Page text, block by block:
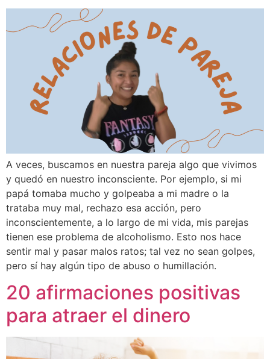
A veces, buscamos en nuestra pareja algo que vivimos
y quedó en nuestro inconsciente. Por ejemplo, si mi
papá tomaba mucho y golpeaba a mi madre o la
trataba muy mal, rechazo esa acción, pero
inconscientemente, a lo largo de mi vida, mis parejas
tienen ese problema de alcoholismo. Esto nos hace
sentir mal y pasar malos ratos; tal vez no sean golpes,
pero sí hay algún tipo de abuso o humillación.
20 afirmaciones positivas
para atraer el dinero